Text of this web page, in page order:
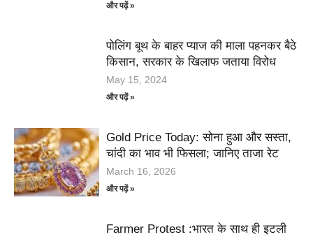
और पढ़ें »
पोलिंग बूथ के बाहर प्याज की माला पहनकर बैठे
किसान, सरकार के खिलाफ जताया विरोध
May 15, 2024
और पढ़ें »
Gold Price Today: सोना हुआ और सस्ता,
चांदी का भाव भी फिसला; जानिए ताजा रेट
March 16, 2026
और पढ़ें »
Farmer Protest :भारत के साथ ही इटली